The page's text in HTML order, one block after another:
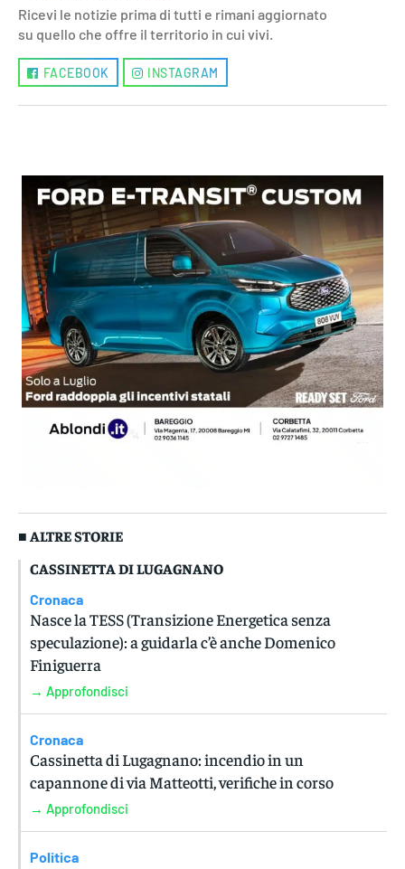
Ricevi le notizie prima di tutti e rimani aggiornato
su quello che offre il territorio in cui vivi.
FACEBOOK INSTAGRAM
■ ALTRE STORIE
CASSINETTA DI LUGAGNANO
Cronaca
Nasce la TESS (Transizione Energetica senza
speculazione): a guidarla c’è anche Domenico
Finiguerra
→ Approfondisci
Cronaca
Cassinetta di Lugagnano: incendio in un
capannone di via Matteotti, verifiche in corso
→ Approfondisci
Politica